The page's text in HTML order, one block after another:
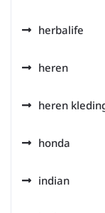
herbalife
heren
heren
honda
indian